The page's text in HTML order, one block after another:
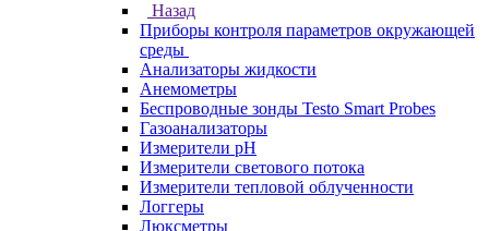
Назад
Приборы контроля параметров окружающей
среды
Анализаторы жидкости
Анемометры
Беспроводные зонды Testo Smart Probes
Газоанализаторы
Измерители pH
Измерители светового потока
Измерители тепловой облученности
Логгеры
Люксметры